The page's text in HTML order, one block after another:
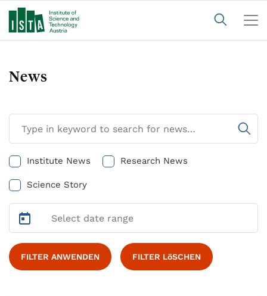
News
Institute News Research News
Science Story
FILTER ANWENDEN FILTER LöSCHEN